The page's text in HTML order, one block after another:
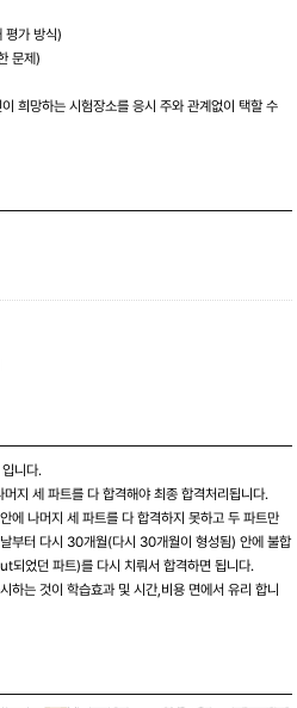
평가 방식)
문제)
망하는 시험장소를 응시 주와 관계없이 택할 수
니다.
지 세 파트를 다 합격해야 최종 합격처리됩니다.
에 나머지 세 파트를 다 합격하지 못하고 두 파트만
부터 다시 30개월(다시 30개월이 형성됨) 안에 불합
었던 파트)를 다시 치뤄서 합격하면 됩니다.
하는 것이 학습효과 및 시간,비용 면에서 유리 합니